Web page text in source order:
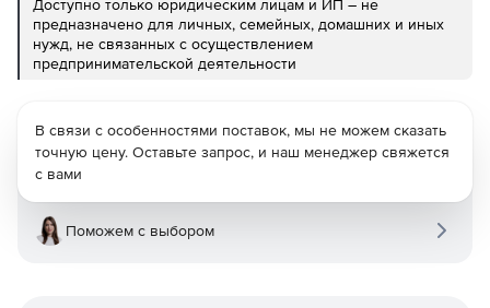
Доступно только юридическим лицам и ИП – не
предназначено для личных, семейных, домашних и иных
нужд, не связанных с осуществлением
предпринимательской деятельности
В связи с особенностями поставок, мы не можем сказать
точную цену. Оставьте запрос, и наш менеджер свяжется
с вами
Поможем с выбором